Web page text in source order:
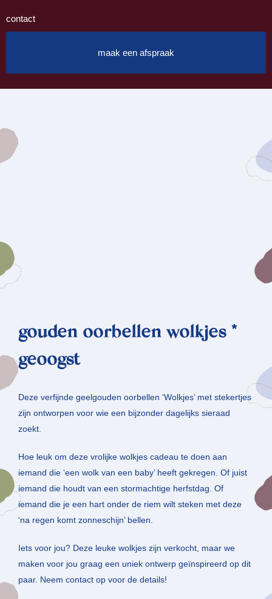
contact
maak een afspraak
gouden oorbellen wolkjes *
geoogst
Deze verfijnde geelgouden oorbellen ‘Wolkjes’ met stekertjes
zijn ontworpen voor wie een bijzonder dagelijks sieraad
zoekt.
Hoe leuk om deze vrolijke wolkjes cadeau te doen aan
iemand die ‘een wolk van een baby’ heeft gekregen. Of juist
iemand die houdt van een stormachtige herfstdag. Of
iemand die je een hart onder de riem wilt steken met deze
‘na regen komt zonneschijn’ bellen.
Iets voor jou? Deze leuke wolkjes zijn verkocht, maar we
maken voor jou graag een uniek ontwerp geïnspireerd op dit
paar. Neem contact op voor de details!